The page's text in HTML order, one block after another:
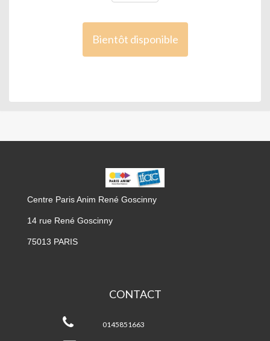
Bientôt disponible
CPA
GOSCINNY
Centre Paris Anim René Goscinny
14 rue René Goscinny
75013 PARIS
CONTACT
Goscinny
0145851663